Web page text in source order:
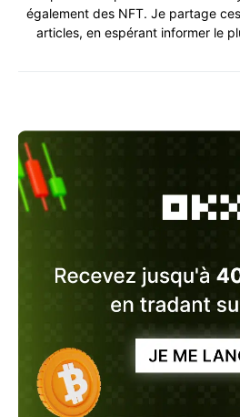
également des NFT. Je partage
articles, en espérant informer le